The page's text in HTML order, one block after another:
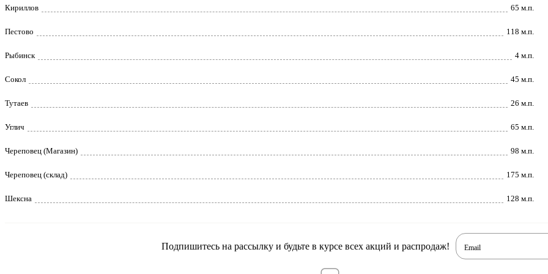
Кириллов 65 м.п.
Пестово 118 м.п.
Рыбинск 4 м.п.
Сокол 45 м.п.
Тутаев 26 м.п.
Углич 65 м.п.
Череповец (Магазин) 98 м.п.
Череповец (склад) 175 м.п.
Шексна 128 м.п.
Подпишитесь на рассылку и будьте в курсе всех акций и распродаж! Email